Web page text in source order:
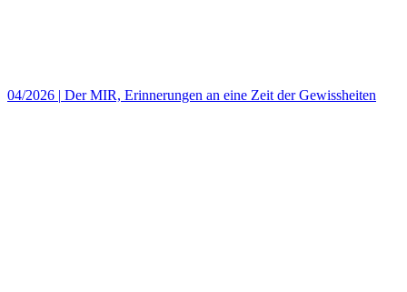
04/2026 | Der MIR, Erinnerungen an eine Zeit der Gewissheiten